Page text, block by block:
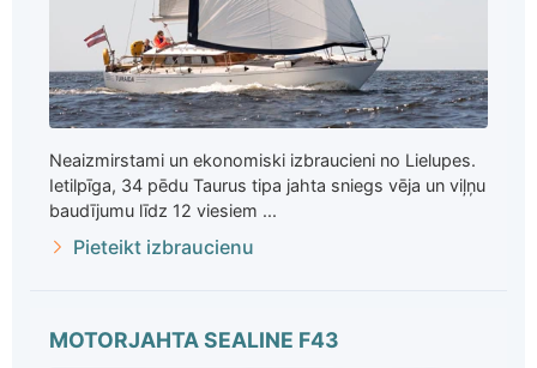
Neaizmirstami un ekonomiski izbraucieni no Lielupes.
Ietilpīga, 34 pēdu Taurus tipa jahta sniegs vēja un viļņu
baudījumu līdz 12 viesiem ...
Pieteikt izbraucienu
MOTORJAHTA SEALINE F43